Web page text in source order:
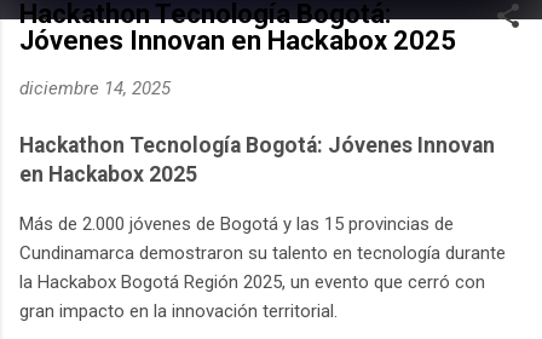
Hackathon Tecnología Bogotá:
Jóvenes Innovan en Hackabox 2025
diciembre 14, 2025
Hackathon Tecnología Bogotá: Jóvenes Innovan
en Hackabox 2025
Más de 2.000 jóvenes de Bogotá y las 15 provincias de
Cundinamarca demostraron su talento en tecnología durante
la Hackabox Bogotá Región 2025, un evento que cerró con
gran impacto en la innovación territorial.